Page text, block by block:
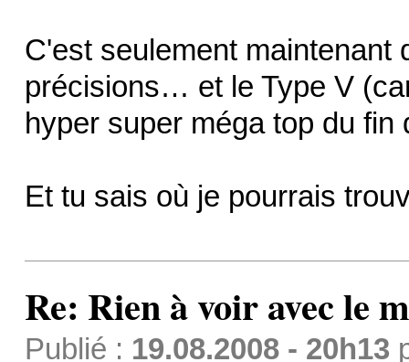
C'est seulement
précisions… et le Type V
hyper super méga top du
Et tu sais où je pourrais
Re: Rien à voir avec le
Publié : 19.08.2008 - 20h13